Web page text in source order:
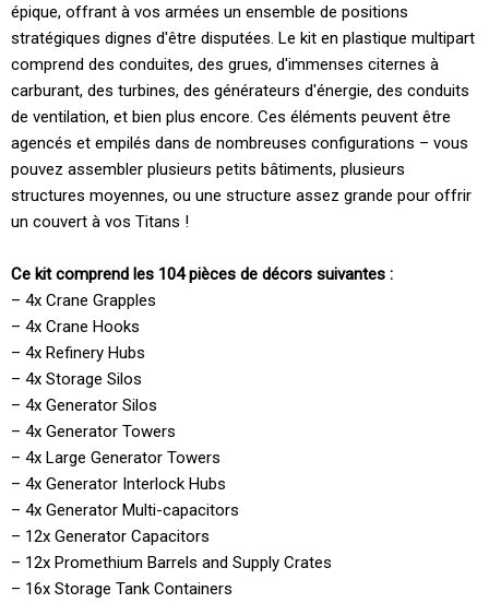
épique, offrant à vos armées un ensemble de positions
stratégiques dignes d'être disputées. Le kit en plastique multipart
comprend des conduites, des grues, d'immenses citernes à
carburant, des turbines, des générateurs d'énergie, des conduits
de ventilation, et bien plus encore. Ces éléments peuvent être
agencés et empilés dans de nombreuses configurations – vous
pouvez assembler plusieurs petits bâtiments, plusieurs
structures moyennes, ou une structure assez grande pour offrir
un couvert à vos Titans !
Ce kit comprend les 104 pièces de décors suivantes :
– 4x Crane Grapples
– 4x Crane Hooks
– 4x Refinery Hubs
– 4x Storage Silos
– 4x Generator Silos
– 4x Generator Towers
– 4x Large Generator Towers
– 4x Generator Interlock Hubs
– 4x Generator Multi-capacitors
– 12x Generator Capacitors
– 12x Promethium Barrels and Supply Crates
– 16x Storage Tank Containers